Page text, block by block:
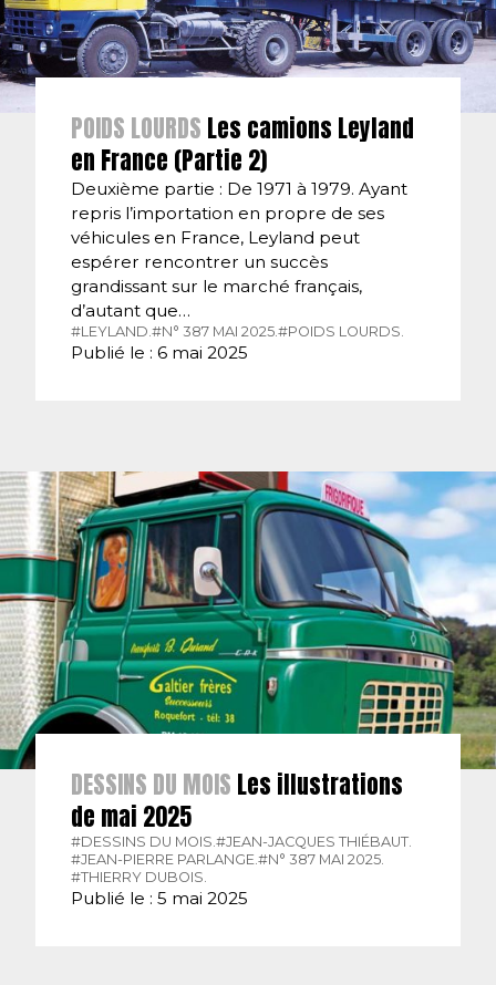
POIDS LOURDS Les camions Leyland
en France (Partie 2)
Deuxième partie : De 1971 à 1979. Ayant
repris l’importation en propre de ses
véhicules en France, Leyland peut
espérer rencontrer un succès
grandissant sur le marché français,
d’autant que…
#LEYLAND. #N° 387 MAI 2025. #POIDS LOURDS.
Publié le : 6 mai 2025
DESSINS DU MOIS Les illustrations
de mai 2025
#DESSINS DU MOIS. #JEAN-JACQUES THIÉBAUT.
#JEAN-PIERRE PARLANGE. #N° 387 MAI 2025.
#THIERRY DUBOIS.
Publié le : 5 mai 2025